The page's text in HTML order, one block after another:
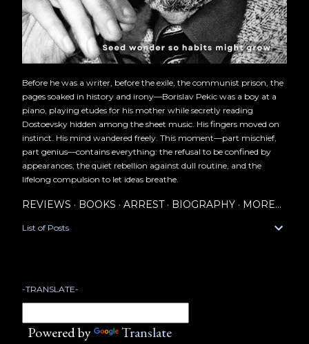
Before he was a writer, before the exile, the communist prison, the
pages soaked in history and irony—Borislav Pekic was a boy at a
piano, playing etudes for his mother while secretly reading
Dostoevsky hidden among the sheet music. His fingers moved on
instinct. His mind wandered freely. This moment—part mischief,
part genius—contains everything: the refusal to be confined by
appearances, the quiet rebellion against dull routine, and the
lifelong compulsion to let ideas breathe.
REVIEWS BOOKS ARREST BIOGRAPHY MORE…
List of Posts
-TRANSLATE-
Powered by Translate